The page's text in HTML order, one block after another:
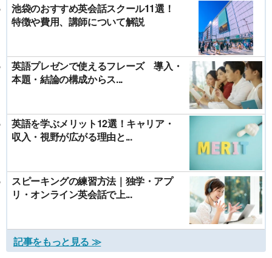
池袋のおすすめ英会話スクール11選！
特徴や費用、講師について解説
英語プレゼンで使えるフレーズ 導入・
本題・結論の構成からス...
英語を学ぶメリット12選！キャリア・
収入・視野が広がる理由と...
スピーキングの練習方法｜独学・アプ
リ・オンライン英会話で上...
記事をもっと見る ≫